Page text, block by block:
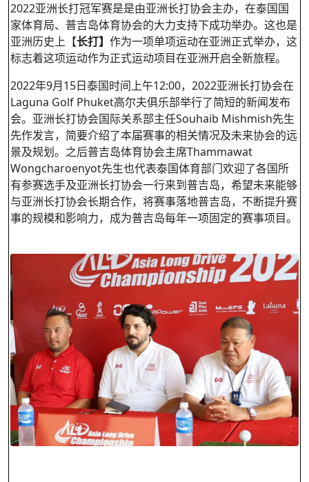
2022亚洲长打冠军赛是是由亚洲长打协会主办，在泰国国
家体育局、普吉岛体育协会的大力支持下成功举办。这也是
亚洲历史上【长打】 作为一项单项运动在亚洲正式举办，这
标志着这项运动作为正式运动项目在亚洲开启全新旅程。
2022年9月15日泰国时间上午12:00， 2022亚洲长打协会在
Laguna Golf Phuket高尔夫俱乐部举行了简短的新闻发布
会。亚洲长打协会国际关系部主任Souhaib Mishmish先生
先作发言，简要介绍了本届赛事的相关情况及未来协会的远
景及规划。之后普吉岛体育协会主席Thammawat
Wongcharoenyot先生也代表泰国体育部门欢迎了各国所
有参赛选手及亚洲长打协会一行来到普吉岛，希望未来能够
与亚洲长打协会长期合作，将赛事落地普吉岛，不断提升赛
事的规模和影响力，成为普吉岛每年一项固定的赛事项目。